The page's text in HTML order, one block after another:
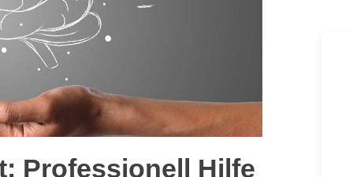
Professionell Hilfe